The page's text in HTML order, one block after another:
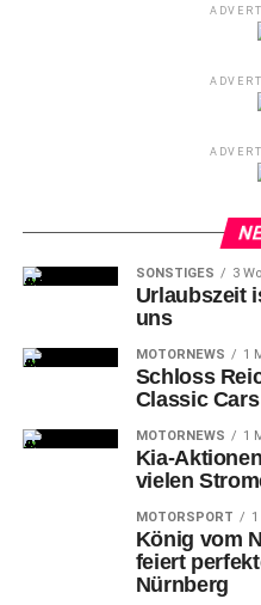
SONSTIGES 3
Urlaubszeit
uns
MOTORNEWS 1
Schloss
Classic Cars
MOTORNEWS 1
Kia-
vielen
MOTORSPORT
König vom
feiert
Nürnberg